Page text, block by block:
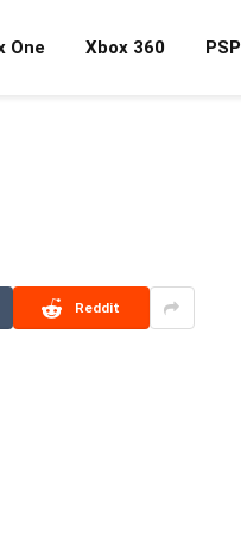
One Xbox 360 PSP
Reddit